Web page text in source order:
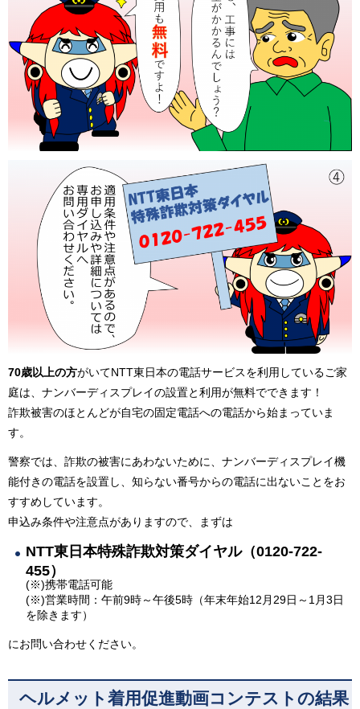
70歳以上の方がいてNTT東日本の電話サービスを利用しているご家
庭は、ナンバーディスプレイの設置と利用が無料でできます！
詐欺被害のほとんどが自宅の固定電話への電話から始まっていま
す。
警察では、詐欺の被害にあわないために、ナンバーディスプレイ機
能付きの電話を設置し、知らない番号からの電話に出ないことをお
すすめしています。
申込み条件や注意点がありますので、まずは
NTT東日本特殊詐欺対策ダイヤル（0120-722-
455）
(※)携帯電話可能
(※)営業時間：午前9時～午後5時（年末年始12月29日～1月3日
を除きます）
にお問い合わせください。
ヘルメット着用促進動画コンテストの結果